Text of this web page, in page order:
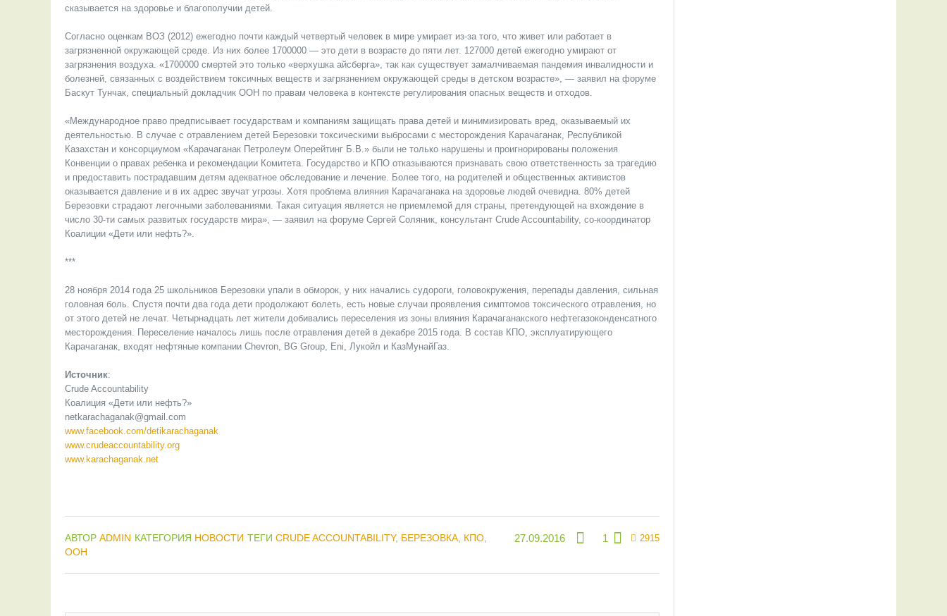
сказывается на здоровье и благополучии детей.
Согласно оценкам ВОЗ (2012) ежегодно почти каждый четвертый человек в мире умирает из-за того, что живет или работает в
загрязненной окружающей среде. Из них более 1700000 — это дети в возрасте до пяти лет. 127000 детей ежегодно умирают от
загрязнения воздуха. «1700000 смертей это только «верхушка айсберга», так как существует замалчиваемая пандемия инвалидности и
болезней, связанных с воздействием токсичных веществ и загрязнением окружающей среды в детском возрасте», — заявил на форуме
Баскут Тунчак, специальный докладчик ООН по правам человека в контексте регулирования опасных веществ и отходов.
«Международное право предписывает государствам и компаниям защищать права детей и минимизировать вред, оказываемый их
деятельностью. В случае с отравлением детей Березовки токсическими выбросами с месторождения Карачаганак, Республикой
Казахстан и консорциумом «Карачаганак Петролеум Оперейтинг Б.В.» были не только нарушены и проигнорированы положения
Конвенции о правах ребенка и рекомендации Комитета. Государство и КПО отказываются признавать свою ответственность за трагедию
и предоставить пострадавшим детям адекватное обследование и лечение. Более того, на родителей и общественных активистов
оказывается давление и в их адрес звучат угрозы. Хотя проблема влияния Карачаганака на здоровье людей очевидна. 80% детей
Березовки страдают легочными заболеваниями. Такая ситуация является не приемлемой для страны, претендующей на вхождение в
число 30-ти самых развитых государств мира», — заявил на форуме Сергей Соляник, консультант Crude Accountability, со-координатор
Коалиции «Дети или нефть?».
***
28 ноября 2014 года 25 школьников Березовки упали в обморок, у них начались судороги, головокружения, перепады давления, сильная
головная боль. Спустя почти два года дети продолжают болеть, есть новые случаи проявления симптомов токсического отравления, но
от этого детей не лечат. Четырнадцать лет жители добивались переселения из зоны влияния Карачаганакского нефтегазоконденсатного
месторождения. Переселение началось лишь после отравления детей в декабре 2015 года. В состав КПО, эксплуатирующего
Карачаганак, входят нефтяные компании Chevron, BG Group, Eni, Лукойл и КазМунайГаз.
Источник:
Crude Accountability
Коалиция «Дети или нефть?»
netkarachaganak@gmail.com
www.facebook.com/detikarachaganak
www.crudeaccountability.org
www.karachaganak.net
27.09.2016 1 2915
АВТОР ADMIN КАТЕГОРИЯ НОВОСТИ ТЕГИ CRUDE ACCOUNTABILITY, БЕРЕЗОВКА КПО
ООН